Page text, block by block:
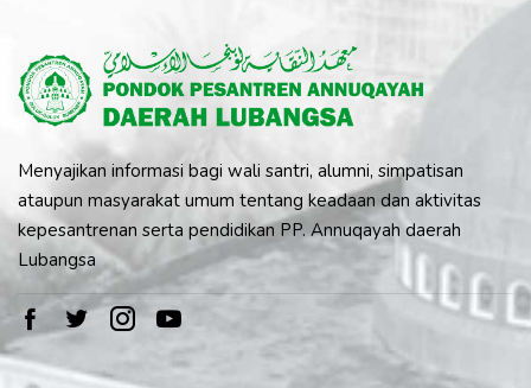
Menyajikan informasi bagi wali santri, alumni, simpatisan
ataupun masyarakat umum tentang keadaan dan aktivitas
kepesantrenan serta pendidikan PP. Annuqayah daerah
Lubangsa